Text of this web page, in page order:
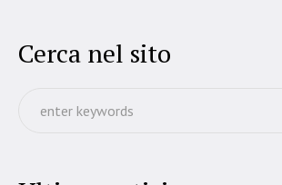
Cerca nel sito